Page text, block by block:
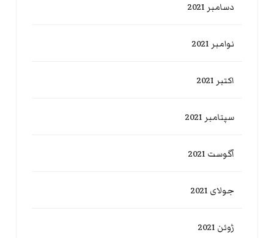
دسامبر 2021
نوامبر 2021
اکتبر 2021
سپتامبر 2021
آگوست 2021
جولای 2021
ژوئن 2021